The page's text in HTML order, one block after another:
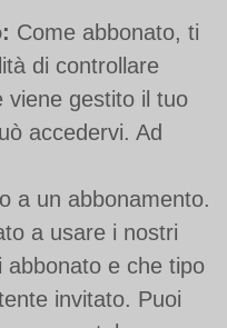
Come abbonato, ti
di controllare
viene gestito il tuo
accedervi. Ad
a un abbonamento.
a usare i nostri
abbonato e che tipo
invitato. Puoi